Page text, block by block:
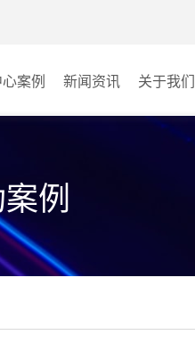
案例
指挥中心
指挥中心
指挥中心
新闻资讯 关于我们
例